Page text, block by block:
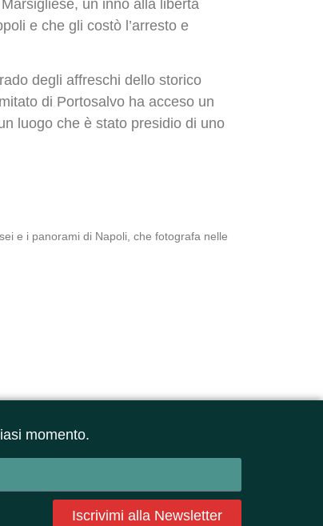
un inno alla libertà
e che gli costò l’arresto e
degli affreschi dello storico
di Portosalvo ha acceso un
luogo che è stato presidio di uno
e i panorami di Napoli, che fotografa nelle
momento.
Iscrivimi alla Newsletter